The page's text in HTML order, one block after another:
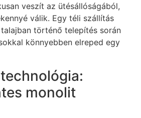
veszít az ütésállóságából,
válik. Egy téli szállítás
történő telepítés során
könnyebben elreped egy
monolit